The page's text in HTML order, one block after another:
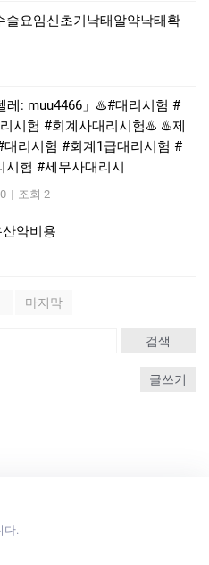
술요임신초기낙태알약낙태확
: muu4466」♨️#대리시험 #
시험 #회계사대리시험♨️ ♨️제
리시험 #회계1급대리시험 #
시험 #세무사대리시
| 조회 2
약비용
마지막
검색
글쓰기
다.